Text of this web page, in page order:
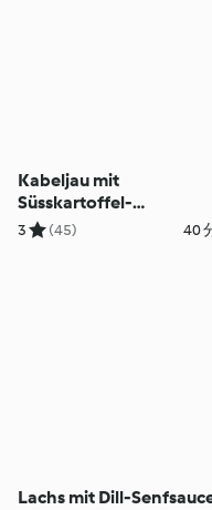
Kabeljau mit
Süsskartoffel-
Selleriestampf
3 (45) 40
Lachs mit Dill-